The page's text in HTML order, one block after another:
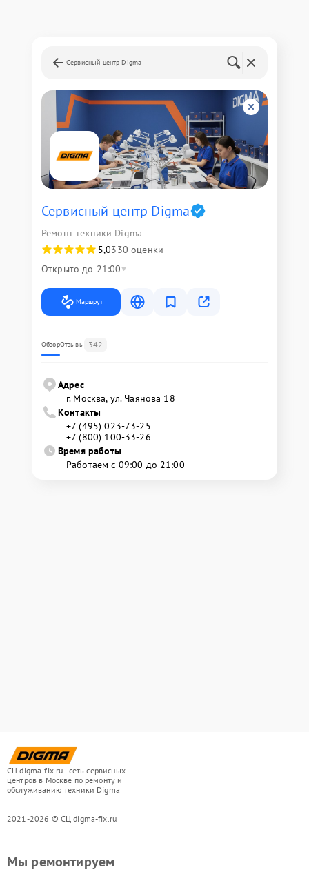
Сервисный центр Digma
Сервисный центр Digma
Ремонт техники Digma
5,0330 оценки
Открыто до 21:00
Маршрут
ОбзорОтзывы 342
Адрес
г. Москва, ул. Чаянова 18
Контакты
+7 (495) 023-73-25
+7 (800) 100-33-26
Время работы
Работаем с 09:00 до 21:00
СЦ digma-fix.ru - сеть сервисных
центров в Москве по ремонту и
обслуживанию техники Digma
2021-2026 © СЦ digma-fix.ru
Мы ремонтируем